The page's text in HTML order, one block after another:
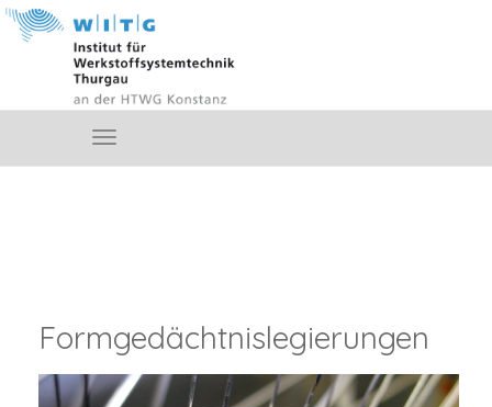
Formgedächtnislegierungen